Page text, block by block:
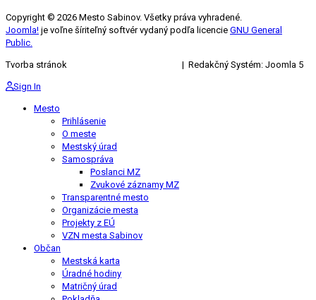
Copyright © 2026 Mesto Sabinov. Všetky práva vyhradené.
Joomla! je voľne šíriteľný softvér vydaný podľa licencie GNU General
Public.
Tvorba stránok | Redakčný Systém: Joomla 5
Sign In
Mesto
Prihlásenie
O meste
Mestský úrad
Samospráva
Poslanci MZ
Zvukové záznamy MZ
Transparentné mesto
Organizácie mesta
Projekty z EÚ
VZN mesta Sabinov
Občan
Mestská karta
Úradné hodiny
Matričný úrad